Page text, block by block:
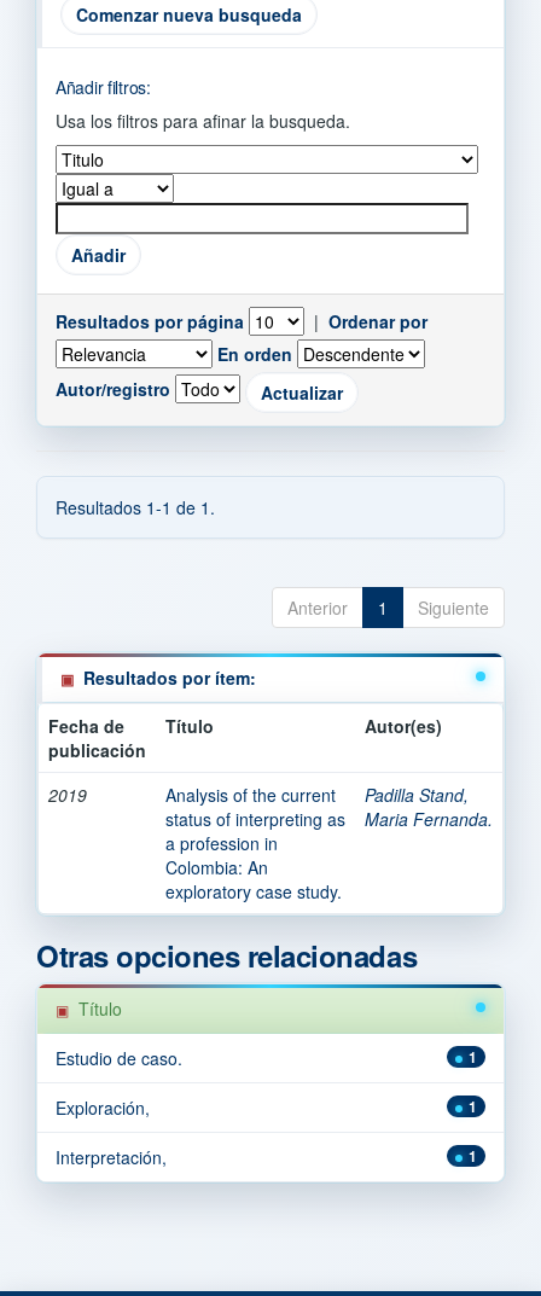
Comenzar nueva busqueda
Añadir filtros:
Usa los filtros para afinar la busqueda.
Resultados por página | Ordenar por
En orden
Autor/registro
Resultados 1-1 de 1.
Anterior 1 Siguiente
Resultados por ítem:
Fecha de
publicación
Título Autor(es)
2019
Analysis of the current
status of interpreting as
a profession in
Colombia: An
exploratory case study.
Padilla Stand,
Maria Fernanda.
Otras opciones relacionadas
Título
1
Estudio de caso.
1
Exploración,
1
Interpretación,